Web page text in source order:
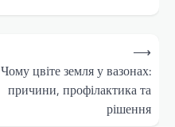
Чому цвіте земля у вазонах:
причини, профілактика та
рішення
⟶